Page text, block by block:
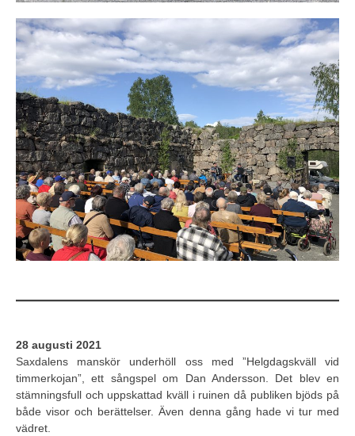
28 augusti 2021
Saxdalens manskör underhöll oss med ”Helgdagskväll vid
timmerkojan”, ett sångspel om Dan Andersson. Det blev en
stämningsfull och uppskattad kväll i ruinen då publiken bjöds på
både visor och berättelser. Även denna gång hade vi tur med
vädret.